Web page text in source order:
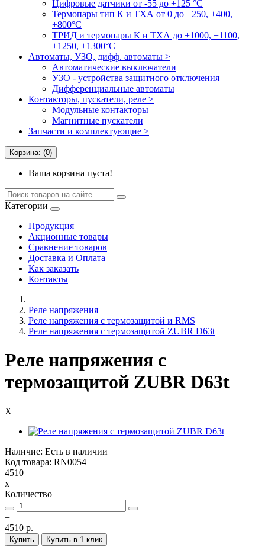
Цифровые датчики от -55 до +125 °С
Термопары тип К и ТХА от 0 до +250, +400,
+800°C
ТРИД и термопары К и ТХА до +1000, +1100,
+1250, +1300°C
Автоматы, УЗО, дифф. автоматы >
Автоматические выключатели
УЗО - устройства защитного отключения
Дифференциальные автоматы
Контакторы, пускатели, реле >
Модульные контакторы
Магнитные пускатели
Запчасти и комплектующие >
Корзина: (0)
Ваша корзина пуста!
Категории
Продукция
Акционные товары
Сравнение товаров
Доставка и Оплата
Как заказать
Контакты
Реле напряжения
Реле напряжения с термозащитой и RMS
Реле напряжения с термозащитой ZUBR D63t
Реле напряжения с
термозащитой ZUBR D63t
X
Наличие: Есть в наличии
Код товара: RN0054
4510
x
Количество
=
4510 р.
Купить Купить в 1 клик